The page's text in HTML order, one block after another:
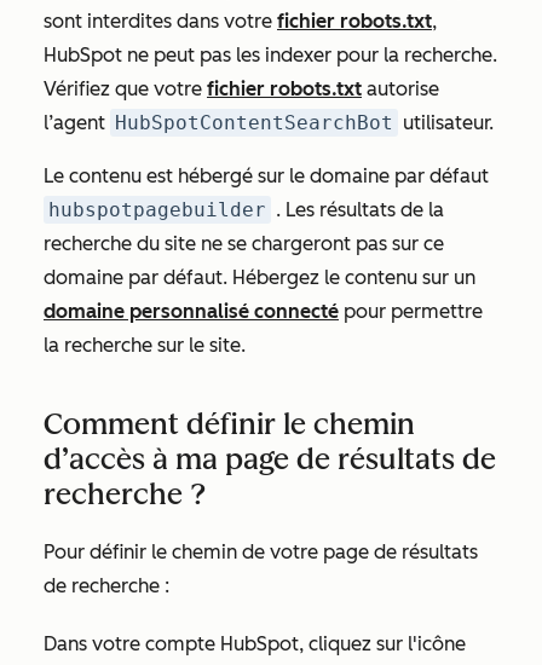
sont interdites dans votre fichier robots.txt,
HubSpot ne peut pas les indexer pour la recherche.
Vérifiez que votre fichier robots.txt autorise
l’agent HubSpotContentSearchBot utilisateur.
Le contenu est hébergé sur le domaine par défaut
hubspotpagebuilder . Les résultats de la
recherche du site ne se chargeront pas sur ce
domaine par défaut. Hébergez le contenu sur un
domaine personnalisé connecté pour permettre
la recherche sur le site.
Comment définir le chemin
d’accès à ma page de résultats de
recherche ?
Pour définir le chemin de votre page de résultats
de recherche :
Dans votre compte HubSpot, cliquez sur l'icône